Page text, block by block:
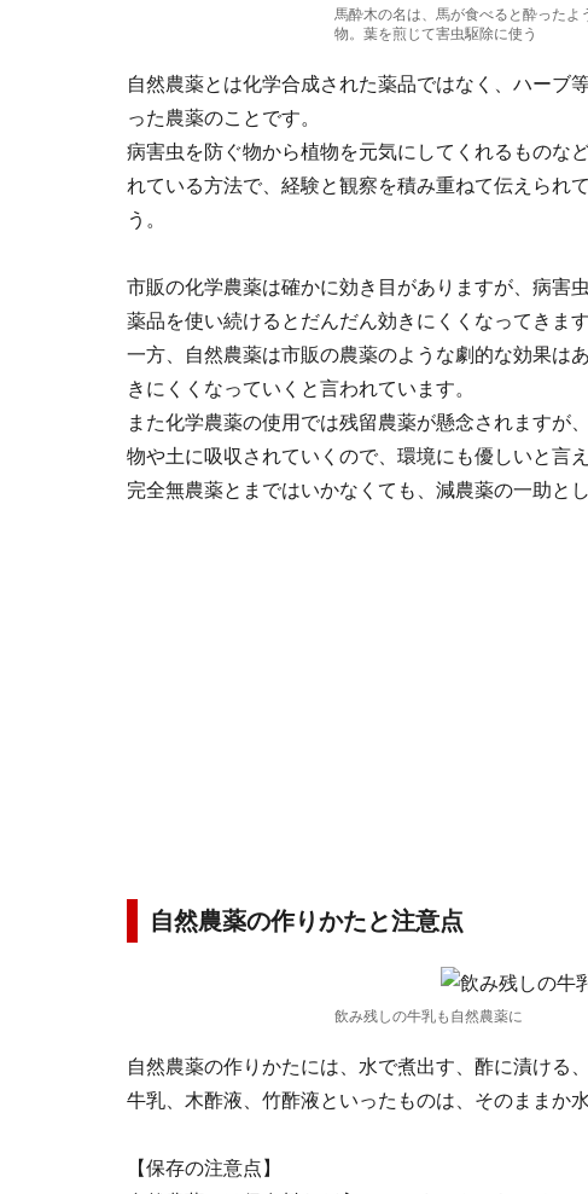
馬酔木の名は、馬が食べると酔った
物。葉を煎じて害虫駆除に使う
自然農薬とは化学合成された薬品ではなく、ハーブ
った農薬のことです。
病害虫を防ぐ物から植物を元気にしてくれるものな
れている方法で、経験と観察を積み重ねて伝えられ
う。
市販の化学農薬は確かに効き目がありますが、病害
薬品を使い続けるとだんだん効きにくくなってきます
一方、自然農薬は市販の農薬のような劇的な効果は
きにくくなっていくと言われています。
また化学農薬の使用では残留農薬が懸念されますが
物や土に吸収されていくので、環境にも優しいと言え
完全無農薬とまではいかなくても、減農薬の一助と
自然農薬の作りかたと注意点
飲み残しの牛乳も自然農薬に
自然農薬の作りかたには、水で煮出す、酢に漬ける
牛乳、木酢液、竹酢液といったものは、そのままか
【保存の注意点】